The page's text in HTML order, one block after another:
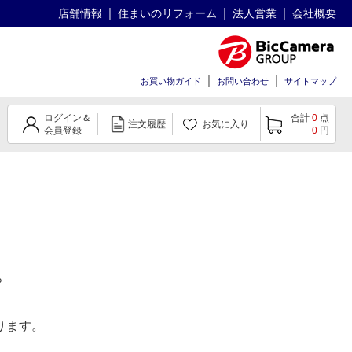
店舗情報 住まいのリフォーム 法人営業 会社概要
お買い物ガイド お問い合わせ サイトマップ
ログイン＆
会員登録
注文履歴 お気に入り
合計 0 点
0 円
す。